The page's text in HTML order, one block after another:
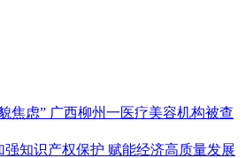
焦虑” 广西柳州一医疗美容机构被查
知识产权保护 赋能经济高质量发展